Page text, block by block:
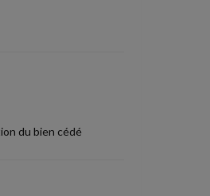
du bien cédé